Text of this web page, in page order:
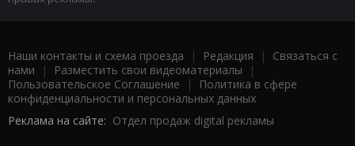
Наши контакты и схема проезда | Редакция | Связаться с
нами | Разместить свои видеоматериалы |
Пользовательское Соглашение |
Политика в сфере
конфиденциальности и персональных данных
Реклама на сайте: Отдел продаж digital рекламы